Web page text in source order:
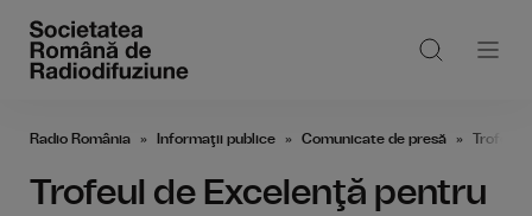
Radio România Informaţii publice Comunicate de presă Trofeul
Trofeul de Excelenţă pentru